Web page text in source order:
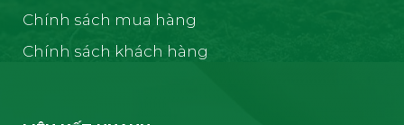
Chính sách mua hàng
Chính sách khách hàng